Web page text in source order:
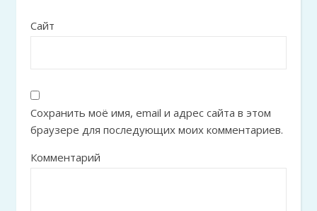
Сайт
Сохранить моё имя, email и адрес сайта в этом
браузере для последующих моих комментариев.
Комментарий